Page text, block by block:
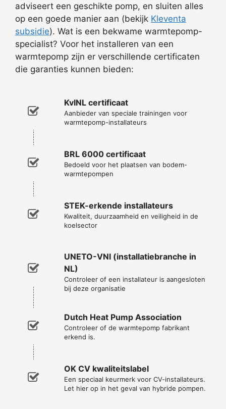
adviseert een geschikte pomp, en sluiten alles
op een goede manier aan (bekijk Kleventa
subsidie). Wat is een bekwame warmtepomp-
specialist? Voor het installeren van een
warmtepomp zijn er verschillende certificaten
die garanties kunnen bieden:
KvINL certificaat
Aanbieder van speciale trainingen voor
warmtepomp-installateurs
BRL 6000 certificaat
Bedoeld voor het plaatsen van bodem-
warmtepompen
STEK-erkende installateurs
Kwaliteit, duurzaamheid en veiligheid in de
koelsector
UNETO-VNI (installatiebranche in
NL)
Controleer of een installateur is aangesloten
bij deze organisatie
Dutch Heat Pump Association
Controleer of de warmtepomp fabrikant
erkend is.
OK CV kwaliteitslabel
Een speciaal keurmerk voor CV-installateurs.
Let hier op in het geval van hybride pompen.